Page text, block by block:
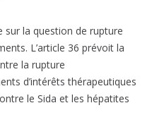
sur la question de rupture
L’article 36 prévoit la
la rupture
d’intérêts thérapeutiques
le Sida et les hépatites